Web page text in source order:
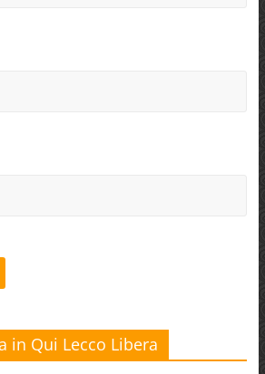
in Qui Lecco Libera